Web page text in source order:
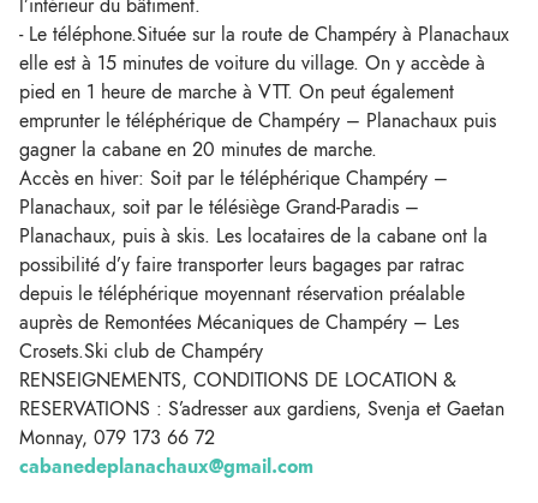
- Le téléphone.Située sur la route de Champéry à Planachaux
elle est à 15 minutes de voiture du village. On y accède à
pied en 1 heure de marche à VTT. On peut également
emprunter le téléphérique de Champéry – Planachaux puis
gagner la cabane en 20 minutes de marche.
Accès en hiver: Soit par le téléphérique Champéry –
Planachaux, soit par le télésiège Grand-Paradis –
Planachaux, puis à skis. Les locataires de la cabane ont la
possibilité d’y faire transporter leurs bagages par ratrac
depuis le téléphérique moyennant réservation préalable
auprès de Remontées Mécaniques de Champéry – Les
Crosets.Ski club de Champéry
RENSEIGNEMENTS, CONDITIONS DE LOCATION &
RESERVATIONS : S’adresser aux gardiens, Svenja et Gaetan
Monnay, 079 173 66 72
cabanedeplanachaux@gmail.com